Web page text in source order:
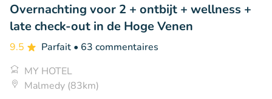
Overnachting voor 2 + ontbijt + wellness +
late check-out in de Hoge Venen
9.5 Parfait • 63 commentaires
MY HOTEL
Malmedy (83km)